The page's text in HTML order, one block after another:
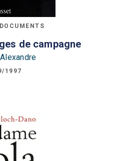
de campagne
1997